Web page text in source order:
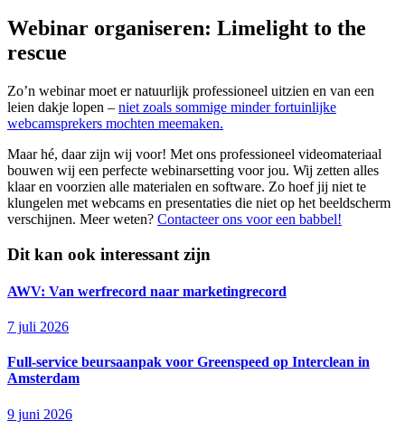
Webinar organiseren: Limelight to the
rescue
Zo’n webinar moet er natuurlijk professioneel uitzien en van een
leien dakje lopen – niet zoals sommige minder fortuinlijke
webcamsprekers mochten meemaken.
Maar hé, daar zijn wij voor! Met ons professioneel videomateriaal
bouwen wij een perfecte webinarsetting voor jou. Wij zetten alles
klaar en voorzien alle materialen en software. Zo hoef jij niet te
klungelen met webcams en presentaties die niet op het beeldscherm
verschijnen. Meer weten? Contacteer ons voor een babbel!
Dit kan ook interessant zijn
AWV: Van werfrecord naar marketingrecord
7 juli 2026
Full-service beursaanpak voor Greenspeed op Interclean in
Amsterdam
9 juni 2026